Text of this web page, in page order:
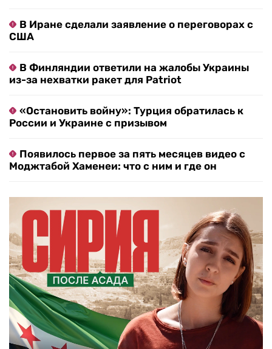
В Иране сделали заявление о переговорах с
США
В Финляндии ответили на жалобы Украины
из-за нехватки ракет для Patriot
«Остановить войну»: Турция обратилась к
России и Украине с призывом
Появилось первое за пять месяцев видео с
Моджтабой Хаменеи: что с ним и где он